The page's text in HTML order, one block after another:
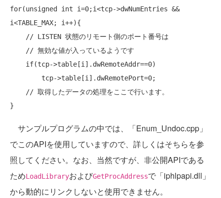
for(unsigned int i=0;i<tcp->dwNumEntries &&
i<TABLE_MAX; i++){
// LISTEN 状態のリモート側のポート番号は
// 無効な値が入っているようです
if(tcp->table[i].dwRemoteAddr==0)
// 取得したデータの処理をここで行います。
サンプルプログラムの中では、「Enum_Undoc.cpp」
でこのAPIを使用していますので、詳しくはそちらを参
照してください。なお、当然ですが、非公開APIである
ためLoadLibraryおよびGetProcAddressで「iphlpapi.dll」
から動的にリンクしないと使用できません。